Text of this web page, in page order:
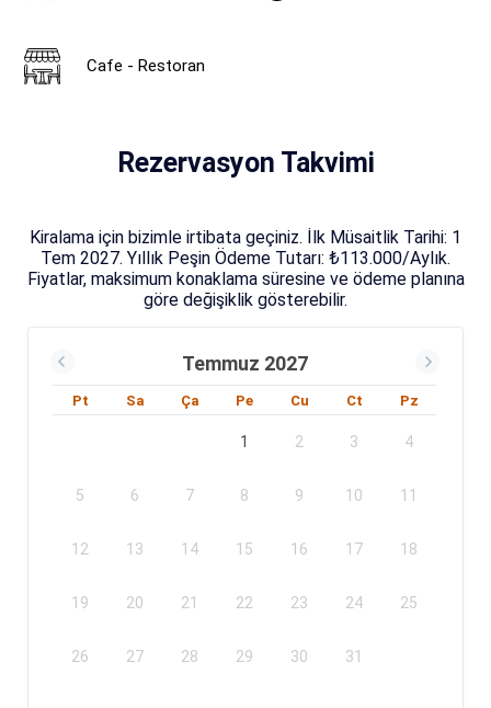
Cafe - Restoran
Rezervasyon Takvimi
Kiralama için bizimle irtibata geçiniz. İlk Müsaitlik Tarihi: 1
Tem 2027. Yıllık Peşin Ödeme Tutarı: ₺113.000/Aylık.
Fiyatlar, maksimum konaklama süresine ve ödeme planına
göre değişiklik gösterebilir.
Pt Sa Ça Pe Cu Ct Pz
Temmuz 2027
1 2 3 4
5 6 7 8 9 10 11
12 13 14 15 16 17 18
19 20 21 22 23 24 25
26 27 28 29 30 31